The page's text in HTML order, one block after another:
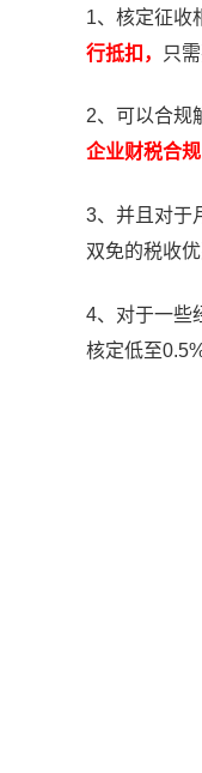
1、核定征收
行抵扣，
只
2、可以合规
企业财税合
3、并且对于
双免的税收优
4、对于一些
核定低至